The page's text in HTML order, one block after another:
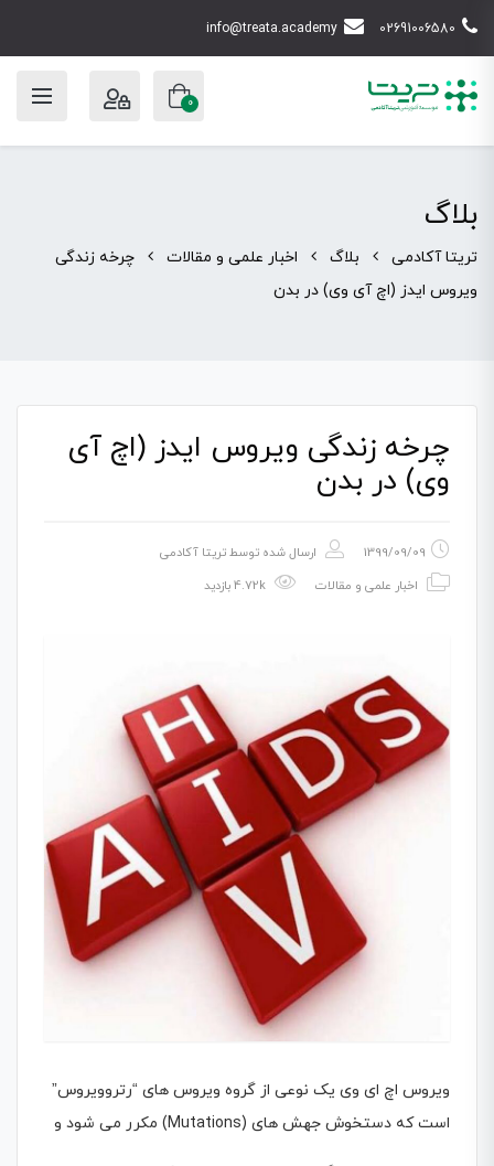
02691006580
info@treata.academy
0
بلاگ
تریتا آکادمی بلاگ اخبار علمی و مقالات
چرخه زندگی
ویروس ایدز (اچ آی وی) در بدن
چرخه زندگی ویروس ایدز (اچ آی
وی) در بدن
1399/09/09 ارسال شده توسطتریتا آکادمی
اخبار علمی و مقالات
ویروس اچ ای وی یک نوعی از گروه ویروس های “رتروویروس”
است که دستخوش جهش هاى (Mutations) مکرر مى شود و